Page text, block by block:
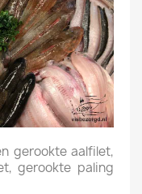
gerookte aalfilet,
gerookte paling